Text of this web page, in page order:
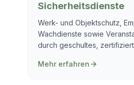
Sicherheitsdienste
Werk- und Objektschutz,
Wachdienste sowie
durch geschultes,
Mehr erfahren